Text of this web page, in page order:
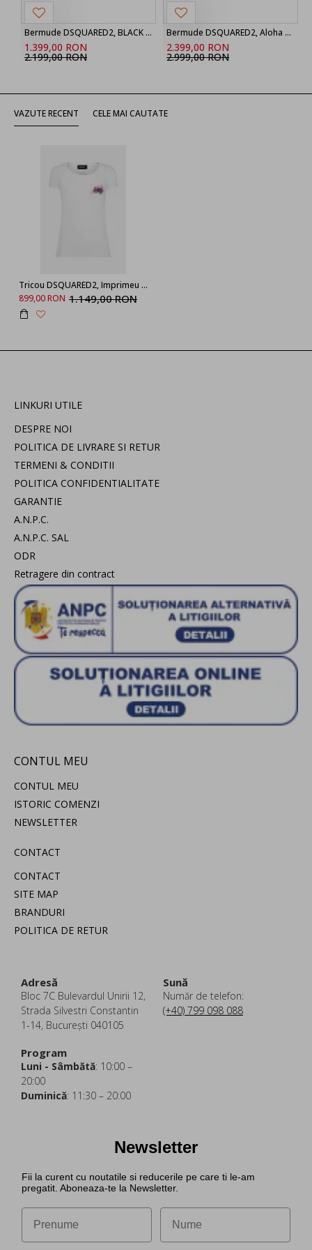
Bermude DSQUARED2, BLACK ‘Marine’ denim shorts
1.399,00 RON
2.199,00 RON
Bermude DSQUARED2, Aloha Souvenir Boxer Shorts
2.399,00 RON
2.999,00 RON
VAZUTE RECENT CELE MAI CAUTATE
Tricou DSQUARED2, Imprimeu Brand, S72GD0520S24668100
899,00 RON 1.149,00 RON
LINKURI UTILE
DESPRE NOI
POLITICA DE LIVRARE SI RETUR
TERMENI & CONDITII
POLITICA CONFIDENTIALITATE
GARANTIE
A.N.P.C.
A.N.P.C. SAL
ODR
Retragere din contract
CONTUL MEU
CONTUL MEU
ISTORIC COMENZI
NEWSLETTER
CONTACT
CONTACT
SITE MAP
BRANDURI
POLITICA DE RETUR
Adresă
Bloc 7C Bulevardul Unirii 12,
Strada Silvestri Constantin
1-14, București 040105
Sună
Număr de telefon:
(+40) 799 098 088
Program
Luni - Sâmbătă: 10:00 –
20:00
Duminică: 11:30 – 20:00
Newsletter
Fii la curent cu noutatile si reducerile pe care ti le-am
pregatit. Aboneaza-te la Newsletter.